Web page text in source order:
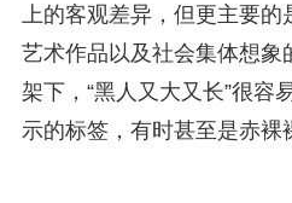
上的客观差异，但更主要的
艺术作品以及社会集体想象
架下，“黑人又大又长”很容
示的标签，有时甚至是赤裸